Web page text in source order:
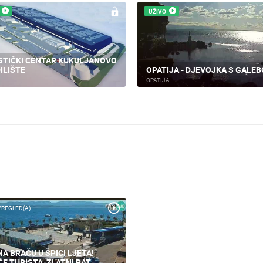
CENTAR KUKULJANOVO
UŽIVO
OPATIJA - DJEVOJKA S
OPATIJA
BRAČU U ŠPICI LJETA!